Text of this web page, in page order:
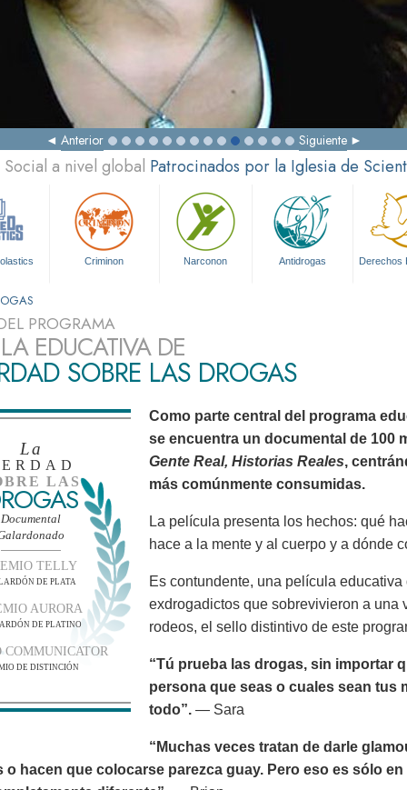
Anterior Siguiente
a nivel global Patrocinados por la Iglesia de
Criminon Narconon Antidrogas Derechos
PROGRAMA
EDUCATIVA DE
SOBRE LAS DROGAS
La
LAS
Documental
TELLY
DE PLATA
AURORA
DE PLATINO
COMMUNICATOR
DE DISTINCIÓN
Como parte central del programa
se encuentra un documental de 100
Gente Real, Historias Reales,
más comúnmente consumidas.
La película presenta los hechos: qué
hace a la mente y al cuerpo y a dónde
Es contundente, una película
exdrogadictos que sobrevivieron a
rodeos, el sello distintivo de este
“Tú prueba las drogas, sin importar
persona que seas o cuales sean tus
todo”. — Sara
“Muchas veces tratan de darle
o hacen que colocarse parezca guay. Pero eso es sólo